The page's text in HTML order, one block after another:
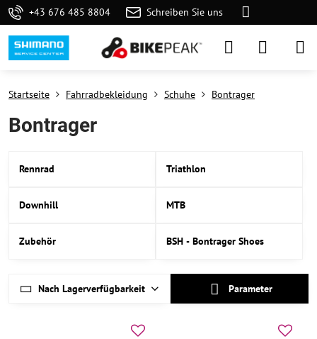
+43 676 485 8804 Schreiben Sie uns
Startseite Fahrradbekleidung Schuhe Bontrager
Bontrager
Rennrad Triathlon
Downhill MTB
Zubehör BSH - Bontrager Shoes
Nach Lagerverfügbarkeit Parameter